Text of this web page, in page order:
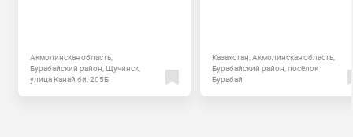
Акмолинская область,
Бурабайский район, Щучинск,
улица Канай би, 205Б
Казахстан, Акмолинская область,
Бурабайский район, посёлок
Бурабай